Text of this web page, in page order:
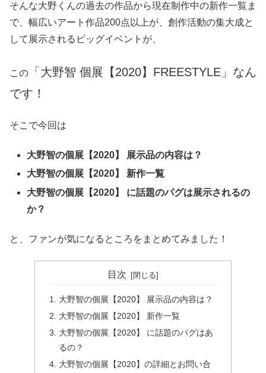
そんな大野くんの過去の作品から現在制作中の新作一覧ま
で、幅広いアート作品200点以上が、創作活動の集大成と
して展示されるビッグイベントが、
この
「大野智 個展【2020】FREESTYLE」なん
です！
そこで今回は
大野智の個展【2020】 展示品の内容は？
大野智の個展【2020】 新作一覧
大野智の個展【2020】 に話題のパグは展示されるの
か？
と、ファンが気になるところをまとめてみました！
目次
大野智の個展【2020】 展示品の内容は？
大野智の個展【2020】 新作一覧
大野智の個展【2020】 に話題のパグはあ
るの？
大野智の個展【2020】の詳細とお問い合